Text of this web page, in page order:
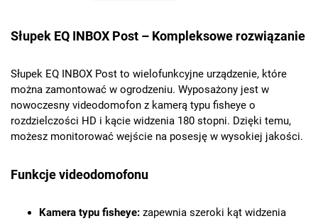
Słupek EQ INBOX Post – Kompleksowe rozwiązanie
Słupek EQ INBOX Post to wielofunkcyjne urządzenie, które
można zamontować w ogrodzeniu. Wyposażony jest w
nowoczesny videodomofon z kamerą typu fisheye o
rozdzielczości HD i kącie widzenia 180 stopni. Dzięki temu,
możesz monitorować wejście na posesję w wysokiej jakości.
Funkcje videodomofonu
Kamera typu fisheye: zapewnia szeroki kąt widzenia